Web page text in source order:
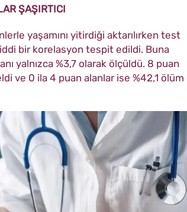
ŞAŞIRTICI
yaşamını yitirdiği aktarılırken test
bir korelasyon tespit edildi. Buna
yalnızca %3,7 olarak ölçüldü. 8 puan
ve 0 ila 4 puan alanlar ise %42,1 ölüm